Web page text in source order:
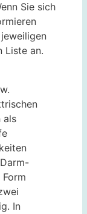
Sie sich
Liste an.
als
In